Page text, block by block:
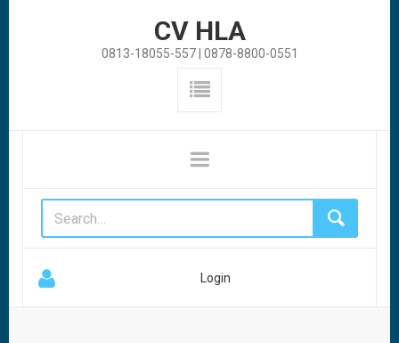
CV HLA
0813-18055-557 | 0878-8800-0551
Login